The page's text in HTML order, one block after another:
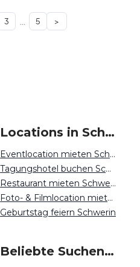
3 … 5 >
Locations in Schwerin mieten
Eventlocation mieten Schwerin
Tagungshotel buchen Schwerin
Restaurant mieten Schwerin
Foto- & Filmlocation mieten Schwerin
Geburtstag feiern Schwerin
Beliebte Suchen auf Event Inc